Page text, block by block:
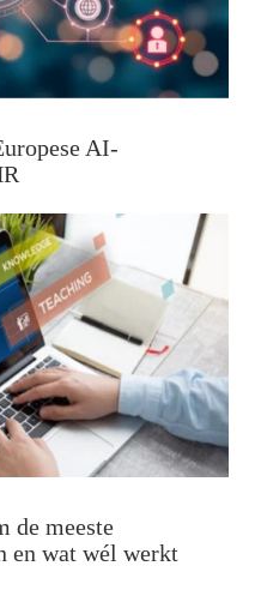
AI-
de meeste
en wat wél werkt